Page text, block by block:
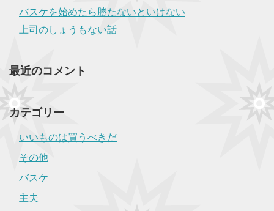
バスケを始めたら勝たないといけない
上司のしょうもない話
最近のコメント
カテゴリー
いいものは買うべきだ
その他
バスケ
主夫